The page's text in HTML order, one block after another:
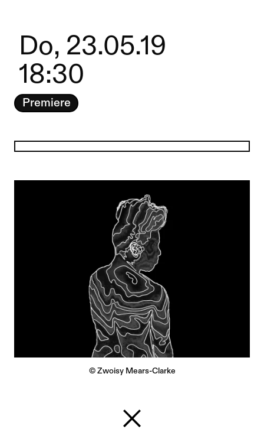
Do, 23.05.19
18:30
Premiere
© Zwoisy Mears-Clarke